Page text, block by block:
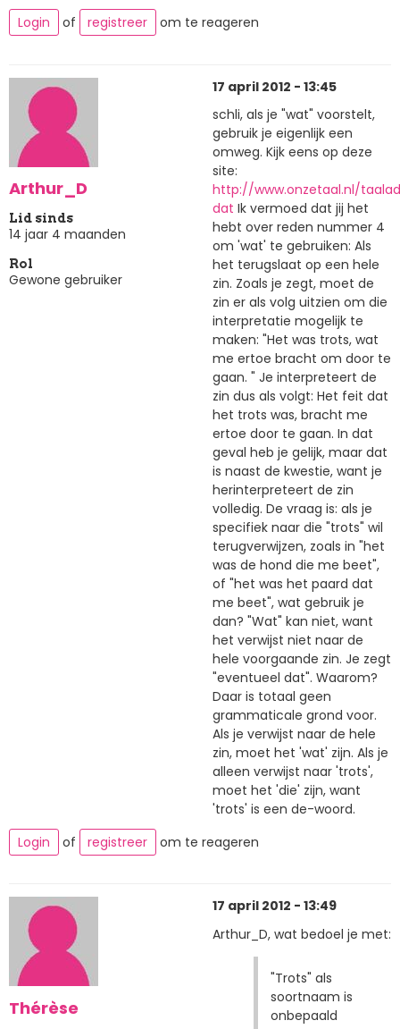
Login
of registreer om te reageren
Arthur_D
Lid sinds
14 jaar 4 maanden
Rol
Gewone gebruiker
17 april 2012 - 13:45
schli, als je "wat" voorstelt,
gebruik je eigenlijk een
omweg. Kijk eens op deze
site:
http://www.onzetaal.nl/
dat Ik vermoed dat jij het
hebt over reden nummer 4
om 'wat' te gebruiken: Als
het terugslaat op een hele
zin. Zoals je zegt, moet de
zin er als volg uitzien om die
interpretatie mogelijk te
maken: "Het was trots, wat
me ertoe bracht om door te
gaan. " Je interpreteert de
zin dus als volgt: Het feit dat
het trots was, bracht me
ertoe door te gaan. In dat
geval heb je gelijk, maar dat
is naast de kwestie, want je
herinterpreteert de zin
volledig. De vraag is: als je
specifiek naar die "trots" wil
terugverwijzen, zoals in "het
was de hond die me beet",
of "het was het paard dat
me beet", wat gebruik je
dan? "Wat" kan niet, want
het verwijst niet naar de
hele voorgaande zin. Je zegt
"eventueel dat". Waarom?
Daar is totaal geen
grammaticale grond voor.
Als je verwijst naar de hele
zin, moet het 'wat' zijn. Als je
alleen verwijst naar 'trots',
moet het 'die' zijn, want
'trots' is een de-woord.
Login
of registreer om te reageren
Thérèse
17 april 2012 - 13:49
Arthur_D, wat bedoel je met:
"Trots" als
soortnaam is
onbepaald